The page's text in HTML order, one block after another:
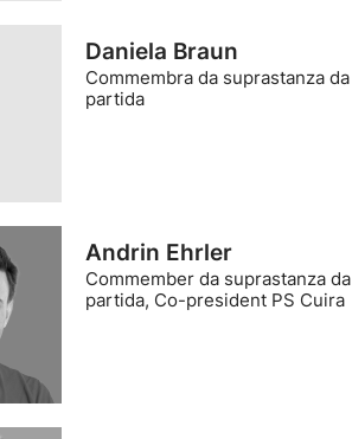
Daniela Braun
Commembra da suprastanza da
partida
Andrin Ehrler
Commember da suprastanza da
partida, Co-president PS Cuira